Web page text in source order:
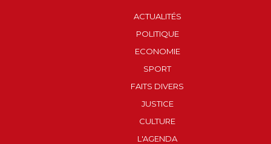
ACTUALITÉS
POLITIQUE
ECONOMIE
SPORT
FAITS DIVERS
JUSTICE
CULTURE
L'AGENDA